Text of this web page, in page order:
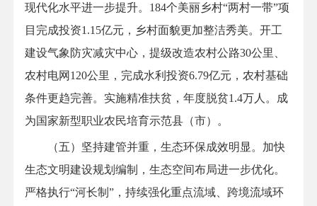
现代化水平进一步提升。184个美丽乡村“两村一带”项
目完成投资1.15亿元，乡村面貌更加整洁秀美。开工
建设气象防灾减灾中心，提级改造农村公路30公里、
农村电网120公里，完成水利投资6.79亿元，农村基础
条件更趋完善。实施精准扶贫，年度脱贫1.4万人。成
为国家新型职业农民培育示范县（市）。
（五）坚持建管并重，生态环保成效明显。加快
生态文明建设规划编制，生态空间布局进一步优化。
严格执行“河长制”，持续强化重点流域、跨境流域环